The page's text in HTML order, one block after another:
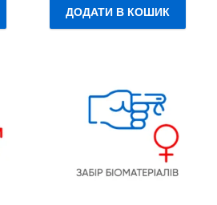
ДОДАТИ В КОШИК